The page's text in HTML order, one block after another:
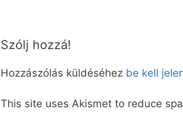
Szólj hozzá!
Hozzászólás küldéséhez be kell
This site uses Akismet to reduce